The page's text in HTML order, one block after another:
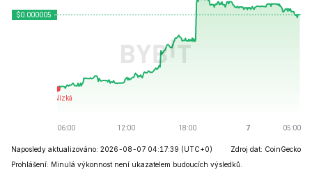
Naposledy aktualizováno: 2026-08-07 04:17:39 (UTC+0)
Zdroj dat: CoinGecko
Prohlášení: Minulá výkonnost není ukazatelem budoucích výsledků.